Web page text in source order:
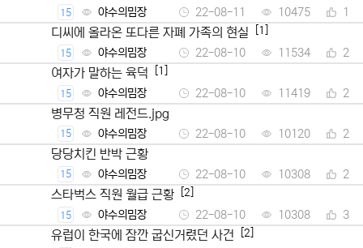
15 야수의밈장 22-08-11 10475 1
디씨에 올라온 또다른 자폐 가족의 현실 [1]
15 야수의밈장 22-08-10 11534 2
여자가 말하는 육덕 [1]
15 야수의밈장 22-08-10 11419 2
병무청 직원 레전드.jpg
15 야수의밈장 22-08-10 10120 2
당당치킨 반박 근황
15 야수의밈장 22-08-10 10308 2
스타벅스 직원 월급 근황 [2]
15 야수의밈장 22-08-10 10308 3
유럽이 한국에 잠깐 굽신거렸던 사건 [2]